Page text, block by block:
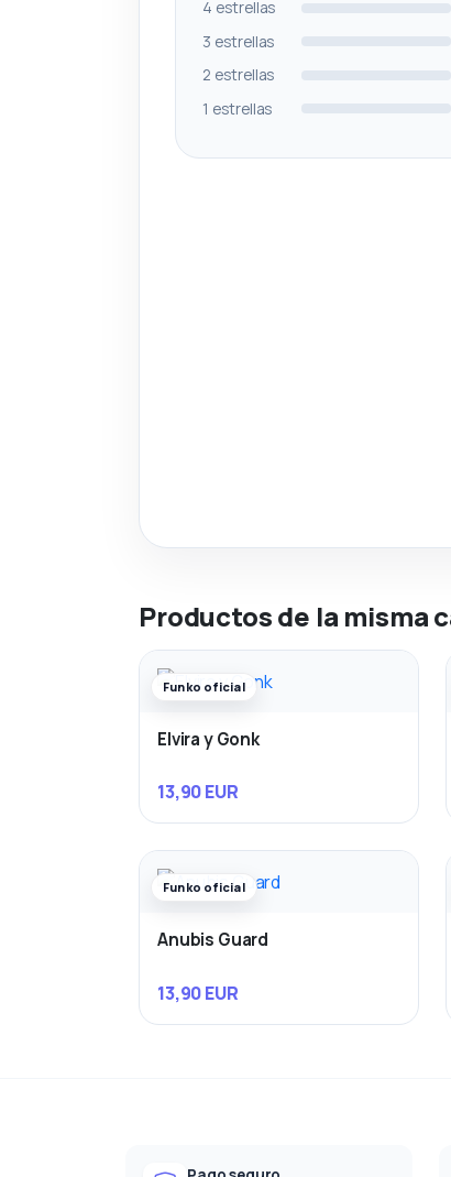
4 estrellas
3 estrellas
2 estrellas
1 estrellas
Productos de la misma
Funko oficial
Elvira y Gonk
13,90 EUR
Funko oficial
Anubis Guard
13,90 EUR